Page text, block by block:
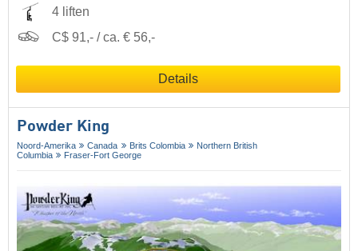
4 liften
C$ 91,- / ca. € 56,-
Details
Powder King
Noord-Amerika Canada Brits Colombia
Northern British
Columbia
Fraser-Fort George